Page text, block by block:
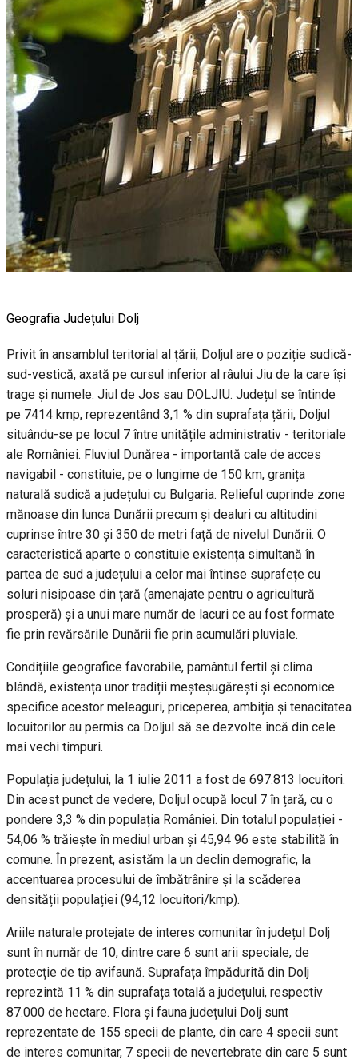
Geografia Județului Dolj
Privit în ansamblul teritorial al țării, Doljul are o poziție sudică-
sud-vestică, axată pe cursul inferior al râului Jiu de la care își
trage și numele: Jiul de Jos sau DOLJIU. Județul se întinde
pe 7414 kmp, reprezentând 3,1 % din suprafața țării, Doljul
situându-se pe locul 7 între unitățile administrativ - teritoriale
ale României. Fluviul Dunărea - importantă cale de acces
navigabil - constituie, pe o lungime de 150 km, granița
naturală sudică a județului cu Bulgaria. Relieful cuprinde zone
mănoase din lunca Dunării precum și dealuri cu altitudini
cuprinse între 30 și 350 de metri față de nivelul Dunării. O
caracteristică aparte o constituie existența simultană în
partea de sud a județului a celor mai întinse suprafețe cu
soluri nisipoase din țară (amenajate pentru o agricultură
prosperă) și a unui mare număr de lacuri ce au fost formate
fie prin revărsările Dunării fie prin acumulări pluviale.
Condițiile geografice favorabile, pamântul fertil și clima
blândă, existența unor tradiții meșteșugărești și economice
specifice acestor meleaguri, priceperea, ambiția și tenacitatea
locuitorilor au permis ca Doljul să se dezvolte încă din cele
mai vechi timpuri.
Populația județului, la 1 iulie 2011 a fost de 697.813 locuitori.
Din acest punct de vedere, Doljul ocupă locul 7 în țară, cu o
pondere 3,3 % din populația României. Din totalul populației -
54,06 % trăiește în mediul urban și 45,94 96 este stabilită în
comune. În prezent, asistăm la un declin demografic, la
accentuarea procesului de îmbătrânire și la scăderea
densității populației (94,12 locuitori/kmp).
Ariile naturale protejate de interes comunitar în județul Dolj
sunt în număr de 10, dintre care 6 sunt arii speciale, de
protecție de tip avifaună. Suprafața împădurită din Dolj
reprezintă 11 % din suprafața totală a județului, respectiv
87.000 de hectare. Flora și fauna județului Dolj sunt
reprezentate de 155 specii de plante, din care 4 specii sunt
de interes comunitar, 7 specii de nevertebrate din care 5 sunt